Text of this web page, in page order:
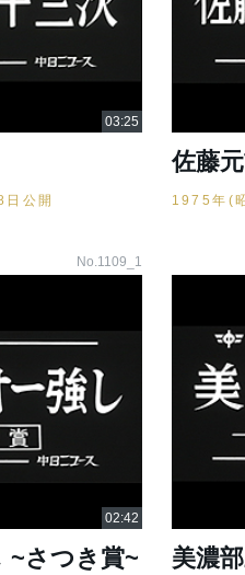
公開
佐藤
1975年(
No.1109_1
~さつき賞~ 美濃